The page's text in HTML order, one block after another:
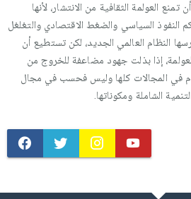
العولمة الثقافية من الانتشار، لأنها
النفوذ السياسي والضغط الاقتصادي والتغلغل
النظام العالمي الجديد، لكن تستطيع أن
إذا بذلت جهود مضاعفة للخروج من
في المجالات كلها وليس فحسب في مجال
الشاملة ومكوناتها.